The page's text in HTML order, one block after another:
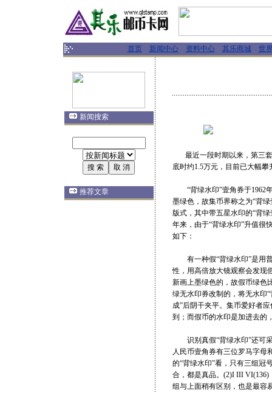
首页 新闻中心 资料中心 其乐商城 世
新闻搜索
推荐文章
最近一段时期以来，第三套
底时约1.5万元，目前已大幅
“背绿水印”壹角券于1962年
墨绿色，故集币界称之为“背
版式，其中带五星水印的“背
年来，由于“背绿水印”升值很
如下：
有一种假“背绿水印”是用普
性，用高倍放大镜观察会发现
新画上墨绿色的，故假币绿色
绿无水印券改制的，将无水印
成”后阴干夹平。集币爱好者
到；而假币的水印是加进去的
识别真假“背绿水印”还可采
人民币壹角券有三位罗马字母
的“背绿水印”看，只有三组冠
合，都是真品。(2)I III
组与上面稍有区别，也是最容